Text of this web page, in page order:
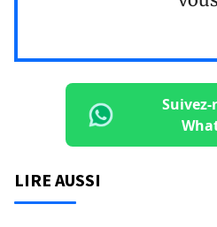
LIRE AUSSI